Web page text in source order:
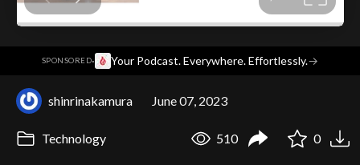
SPONSORED· Your Podcast. Everywhere. Effortlessly.→
shinrinakamura June 07, 2023
Technology 510 0